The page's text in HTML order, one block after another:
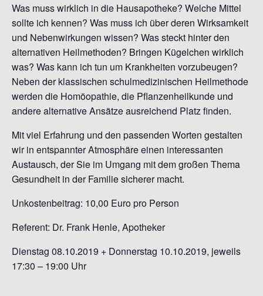
Was muss wirklich in die Hausapotheke? Welche Mittel
sollte ich kennen? Was muss ich über deren Wirksamkeit
und Nebenwirkungen wissen? Was steckt hinter den
alternativen Heilmethoden? Bringen Kügelchen wirklich
was? Was kann ich tun um Krankheiten vorzubeugen?
Neben der klassischen schulmedizinischen Heilmethode
werden die Homöopathie, die Pflanzenheilkunde und
andere alternative Ansätze ausreichend Platz finden.
Mit viel Erfahrung und den passenden Worten gestalten
wir in entspannter Atmosphäre einen interessanten
Austausch, der Sie im Umgang mit dem großen Thema
Gesundheit in der Familie sicherer macht.
Unkostenbeitrag: 10,00 Euro pro Person
Referent: Dr. Frank Henle, Apotheker
Dienstag 08.10.2019 + Donnerstag 10.10.2019, jeweils
17:30 – 19:00 Uhr